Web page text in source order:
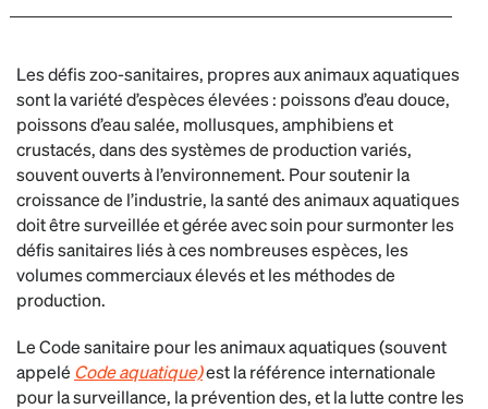
Les défis zoo-sanitaires, propres aux animaux aquatiques
sont la variété d’espèces élevées : poissons d’eau douce,
poissons d’eau salée, mollusques, amphibiens et
crustacés, dans des systèmes de production variés,
souvent ouverts à l’environnement. Pour soutenir la
croissance de l’industrie, la santé des animaux aquatiques
doit être surveillée et gérée avec soin pour surmonter les
défis sanitaires liés à ces nombreuses espèces, les
volumes commerciaux élevés et les méthodes de
production.
Le Code sanitaire pour les animaux aquatiques (souvent
appelé Code aquatique)est la référence internationale
pour la surveillance, la prévention des, et la lutte contre les